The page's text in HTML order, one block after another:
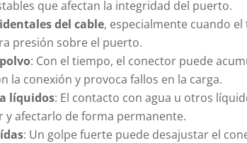
que afectan la integridad del puerto.
del cable, especialmente cuando
presión sobre el puerto.
: Con el tiempo, el conector puede
la conexión y provoca fallos en la carga.
líquidos: El contacto con agua u otros
y afectarlo de forma permanente.
: Un golpe fuerte puede desajustar el